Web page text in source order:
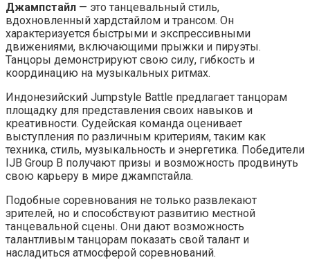
Джампстайл — это танцевальный стиль,
вдохновленный хардстайлом и трансом. Он
характеризуется быстрыми и экспрессивными
движениями, включающими прыжки и пируэты.
Танцоры демонстрируют свою силу, гибкость и
координацию на музыкальных ритмах.
Индонезийский Jumpstyle Battle предлагает танцорам
площадку для представления своих навыков и
креативности. Судейская команда оценивает
выступления по различным критериям, таким как
техника, стиль, музыкальность и энергетика. Победители
IJB Group B получают призы и возможность продвинуть
свою карьеру в мире джампстайла.
Подобные соревнования не только развлекают
зрителей, но и способствуют развитию местной
танцевальной сцены. Они дают возможность
талантливым танцорам показать свой талант и
насладиться атмосферой соревнований.